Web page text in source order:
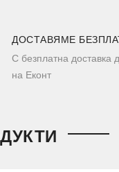
ДОСТАВЯМЕ
С безплатна доставка
на Еконт